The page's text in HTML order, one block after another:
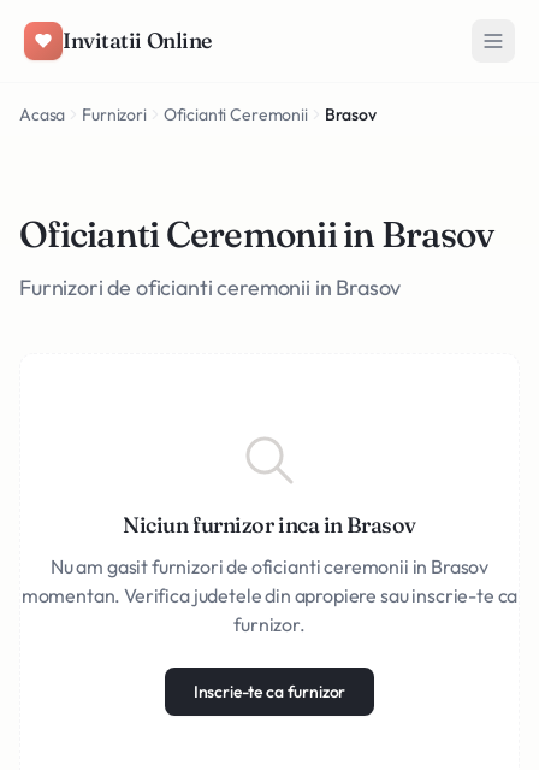
Invitatii Online
Acasa Furnizori Oficianti Ceremonii Brasov
Oficianti Ceremonii in Brasov
Furnizori de oficianti ceremonii in Brasov
Niciun furnizor inca in Brasov
Nu am gasit furnizori de oficianti ceremonii in Brasov
momentan. Verifica judetele din apropiere sau inscrie-te ca
furnizor.
Inscrie-te ca furnizor